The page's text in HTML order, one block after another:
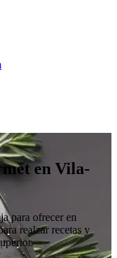
en Vila-
para ofrecer en
realzar recetas y